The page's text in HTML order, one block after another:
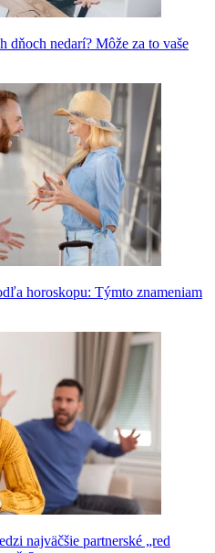
dňoch nedarí? Môže za to vaše
horoskopu: Týmto znameniam
najväčšie partnerské „red